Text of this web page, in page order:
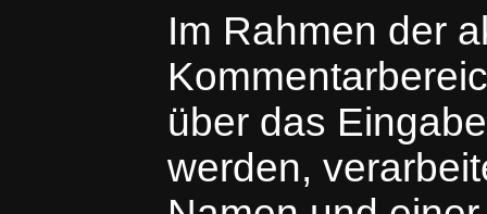
Im Rahmen der
über das
werden,